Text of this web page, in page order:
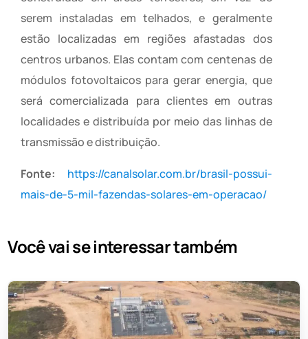
serem instaladas em telhados, e geralmente
estão localizadas em regiões afastadas dos
centros urbanos. Elas contam com centenas de
módulos fotovoltaicos para gerar energia, que
será comercializada para clientes em outras
localidades e distribuída por meio das linhas de
transmissão e distribuição.
Fonte: https://canalsolar.com.br/brasil-possui-
mais-de-5-mil-fazendas-solares-em-operacao/
Você vai se interessar também